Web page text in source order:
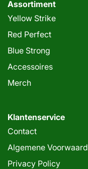
Assortiment
Yellow Strike
Red Perfect
Blue Strong
Accessoires
Merch
Klantenservice
Contact
Algemene
Privacy Policy